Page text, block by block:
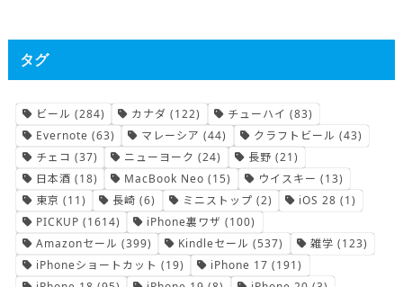
タグ
ビール (284) カナダ (122) チューハイ (83)
Evernote (63) マレーシア (44) クラフトビール (43)
チェコ (37) ニューヨーク (24) 長野 (21)
日本酒 (18) MacBook Neo (15) ウイスキー (13)
東京 (11) 長崎 (6) ミニストップ (2) iOS 28 (1)
PICKUP (1614) iPhone裏ワザ (100)
Amazonセール (399) Kindleセール (537) 雑学 (123)
iPhoneショートカット (19) iPhone 17 (191)